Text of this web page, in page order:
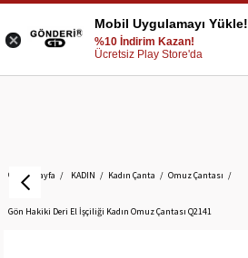
Anasayfa KADIN Kadın Çanta Omuz Çantası
Gön Hakiki Deri El İşçiliği Kadın Omuz Çantası Q2141
Mobil Uygulamayı Yükle!
%10 İndirim Kazan!
Ücretsiz Play Store'da